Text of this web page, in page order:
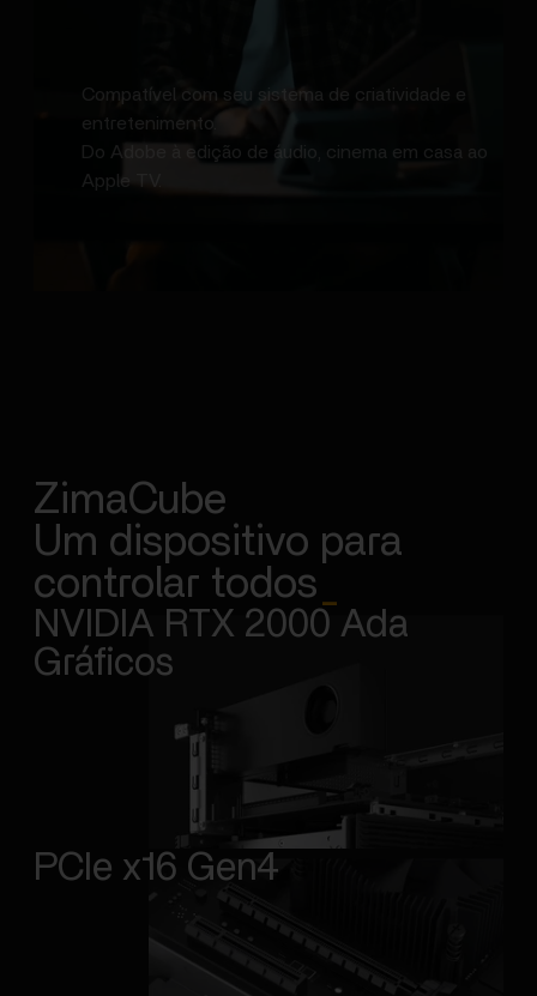
Compatível com seu sistema de criatividade e
entretenimento.
Do Adobe à edição de áudio, cinema em casa ao
Apple TV.
ZimaCube
Um dispositivo para
controlar todos
NVIDIA RTX 2000 Ada
Gráficos
PCIe x16 Gen4